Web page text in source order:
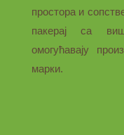
простора и
пакерај са
омогућавају
марки.